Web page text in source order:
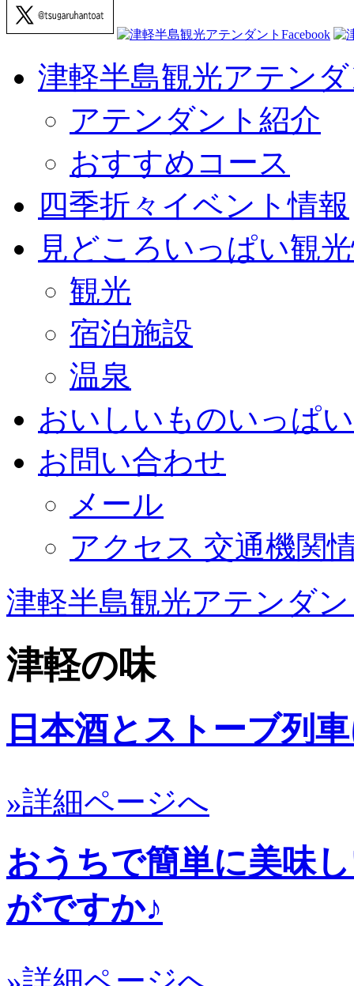
津軽半島観光アテン
アテンダント紹介
おすすめコース
四季折々イベント情報
見どころいっぱい観
観光
宿泊施設
温泉
おいしいものいっぱ
お問い合わせ
メール
アクセス 交通機関
津軽半島観光アテンダ
津軽の味
日本酒とストーブ列
»詳細ページへ
おうちで簡単に美味
がですか♪